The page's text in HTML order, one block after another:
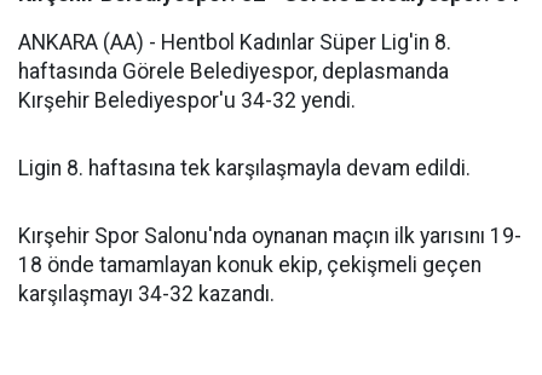
ANKARA (AA) - Hentbol Kadınlar Süper Lig'in 8.
haftasında Görele Belediyespor, deplasmanda
Kırşehir Belediyespor'u 34-32 yendi.
Ligin 8. haftasına tek karşılaşmayla devam edildi.
Kırşehir Spor Salonu'nda oynanan maçın ilk yarısını 19-
18 önde tamamlayan konuk ekip, çekişmeli geçen
karşılaşmayı 34-32 kazandı.